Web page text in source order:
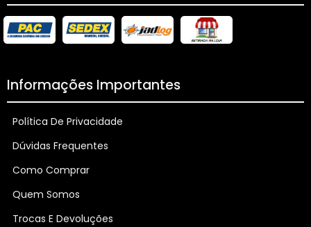
Informações Importantes
Política De Privacidade
Dúvidas Frequentes
Como Comprar
Quem Somos
Trocas E Devoluções